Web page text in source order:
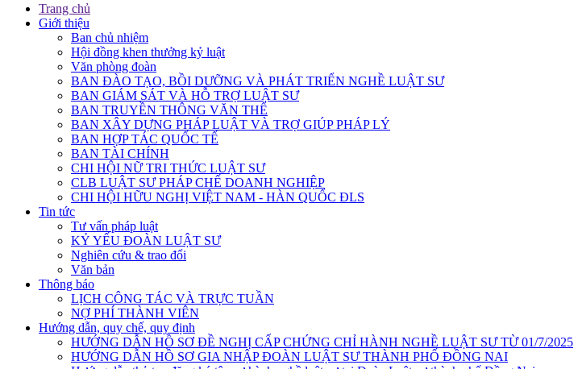
Trang chủ
Giới thiệu
Ban chủ nhiệm
Hội đồng khen thưởng kỷ luật
Văn phòng đoàn
BAN ĐÀO TẠO, BỒI DƯỠNG VÀ PHÁT TRIỂN NGHỀ LUẬT SƯ
BAN GIÁM SÁT VÀ HỖ TRỢ LUẬT SƯ
BAN TRUYỀN THÔNG VĂN THỂ
BAN XÂY DỰNG PHÁP LUẬT VÀ TRỢ GIÚP PHÁP LÝ
BAN HỢP TÁC QUỐC TẾ
BAN TÀI CHÍNH
CHI HỘI NỮ TRI THỨC LUẬT SƯ
CLB LUẬT SƯ PHÁP CHẾ DOANH NGHIỆP
CHI HỘI HỮU NGHỊ VIỆT NAM - HÀN QUỐC ĐLS
Tin tức
Tư vấn pháp luật
KỶ YẾU ĐOÀN LUẬT SƯ
Nghiên cứu & trao đổi
Văn bản
Thông báo
LỊCH CÔNG TÁC VÀ TRỰC TUẦN
NỢ PHÍ THÀNH VIÊN
Hướng dẫn, quy chế, quy định
HƯỚNG DẪN HỒ SƠ ĐỀ NGHỊ CẤP CHỨNG CHỈ HÀNH NGHỀ LUẬT SƯ TỪ 01/7/2025
HƯỚNG DẪN HỒ SƠ GIA NHẬP ĐOÀN LUẬT SƯ THÀNH PHỐ ĐỒNG NAI